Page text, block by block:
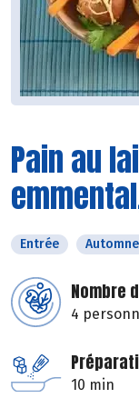
Pain au
Entrée Automne
Nombre
4
10 min